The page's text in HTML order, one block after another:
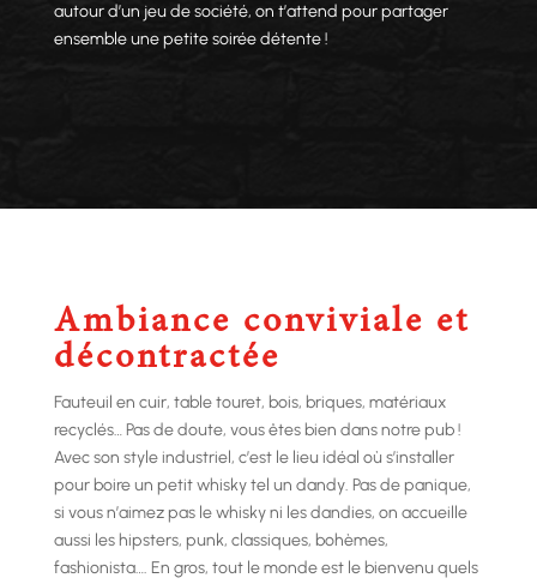
autour d’un jeu de société, on t’attend pour partager
ensemble une petite soirée détente !
Ambiance conviviale et
décontractée
Fauteuil en cuir, table touret, bois, briques, matériaux
recyclés… Pas de doute, vous êtes bien dans notre pub !
Avec son style industriel, c’est le lieu idéal où s’installer
pour boire un petit whisky tel un dandy. Pas de panique,
si vous n’aimez pas le whisky ni les dandies, on accueille
aussi les hipsters, punk, classiques, bohèmes,
fashionista…. En gros, tout le monde est le bienvenu quels